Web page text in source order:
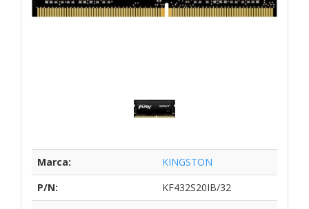
Marca:
KINGSTON
P/N:
KF432S20IB/32